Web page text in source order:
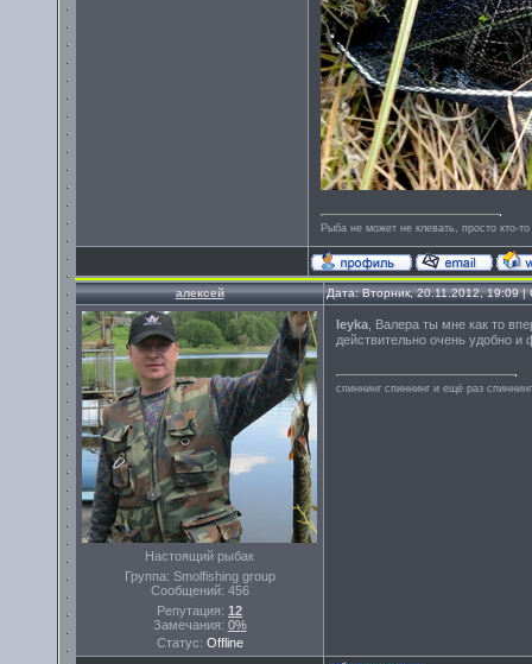
Рыба не может не клевать, просто кто-
алексей Дата: Вторник, 20.11.2012, 19:09
Настоящий рыбак
Группа: Smolfishing group
Сообщений: 456
Репутация: 12
Замечания: 0%
Статус: Offline
leyka , Валера ты мне как то
действительно очень удобно и
спиннинг спиннинг и ещё раз спиннинг